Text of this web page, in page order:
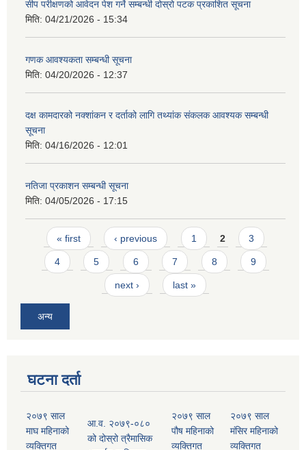
सीप परीक्षणको आवेदन पेश गर्ने सम्बन्धी दोस्रो पटक प्रकाशित सूचना
मिति: 04/21/2026 - 15:34
गणक आवश्यकता सम्बन्धी सूचना
मिति: 04/20/2026 - 12:37
दक्ष कामदारको नक्शांकन र दर्ताको लागि तथ्यांक संकलक आवश्यक सम्बन्धी
सूचना
मिति: 04/16/2026 - 12:01
नतिजा प्रकाशन सम्बन्धी सूचना
मिति: 04/05/2026 - 17:15
Pages
« first ‹ previous 1 2 3
4 5 6 7 8 9
next › last »
अन्य
घटना दर्ता
२०७९ साल
माघ महिनाको
व्यक्तिगत
आ.व. २०७९-०८०
को दोस्रो त्रैमासिक
२०७९ साल
पौष महिनाको
व्यक्तिगत
२०७९ साल
मंसिर महिनाको
व्यक्तिगत